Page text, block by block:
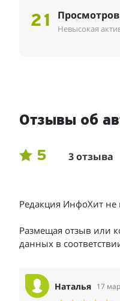
21 Невысокая
Отзывы об
5 3 отзыва
Редакция ИнфоХит не
Размещая отзыв или
данных в
Наталья 17